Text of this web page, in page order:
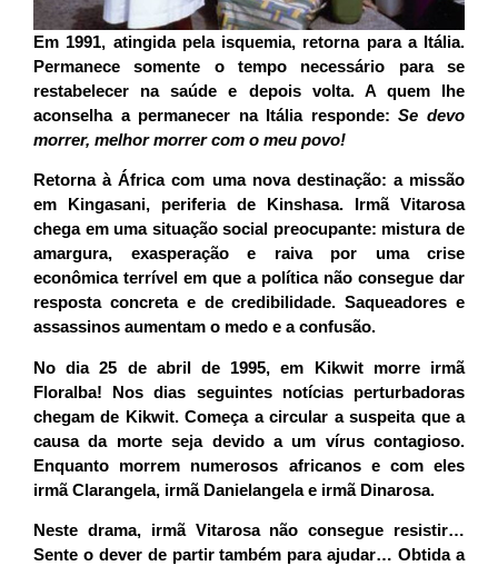
Em 1991, atingida pela isquemia, retorna para a Itália.
Permanece somente o tempo necessário para se
restabelecer na saúde e depois volta. A quem lhe
aconselha a permanecer na Itália responde:Se devo
morrer, melhor morrer com o meu povo!
Retorna à África com uma nova destinação: a missão
em Kingasani, periferia de Kinshasa. Irmã Vitarosa
chega em uma situação social preocupante: mistura de
amargura, exasperação e raiva por uma crise
econômica terrível em que a política não consegue dar
resposta concreta e de credibilidade. Saqueadores e
assassinos aumentam o medo e a confusão.
No dia 25 de abril de 1995, em Kikwit morre irmã
Floralba! Nos dias seguintes notícias perturbadoras
chegam de Kikwit. Começa a circular a suspeita que a
causa da morte seja devido a um vírus contagioso.
Enquanto morrem numerosos africanos e com eles
irmã Clarangela, irmã Danielangela e irmã Dinarosa.
Neste drama, irmã Vitarosa não consegue resistir…
Sente o dever de partir também para ajudar… Obtida a